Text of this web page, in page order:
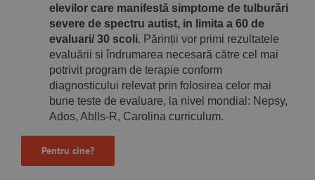
elevilor care manifestă simptome de tulburări
severe de spectru autist, in limita a 60 de
evaluari/ 30 scoli. Părinții vor primi rezultatele
evaluării si îndrumarea necesară către cel mai
potrivit program de terapie conform
diagnosticului relevat prin folosirea celor mai
bune teste de evaluare, la nivel mondial: Nepsy,
Ados, Ablls-R, Carolina curriculum.
Pentru cine?